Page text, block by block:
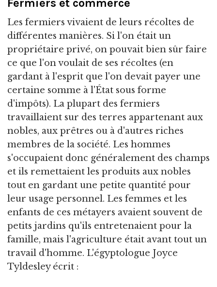
Fermiers et commerce
Les fermiers vivaient de leurs récoltes de
différentes manières. Si l'on était un
propriétaire privé, on pouvait bien sûr faire
ce que l'on voulait de ses récoltes (en
gardant à l'esprit que l'on devait payer une
certaine somme à l'État sous forme
d'impôts). La plupart des fermiers
travaillaient sur des terres appartenant aux
nobles, aux prêtres ou à d'autres riches
membres de la société. Les hommes
s'occupaient donc généralement des champs
et ils remettaient les produits aux nobles
tout en gardant une petite quantité pour
leur usage personnel. Les femmes et les
enfants de ces métayers avaient souvent de
petits jardins qu'ils entretenaient pour la
famille, mais l'agriculture était avant tout un
travail d'homme. L'égyptologue Joyce
Tyldesley écrit :